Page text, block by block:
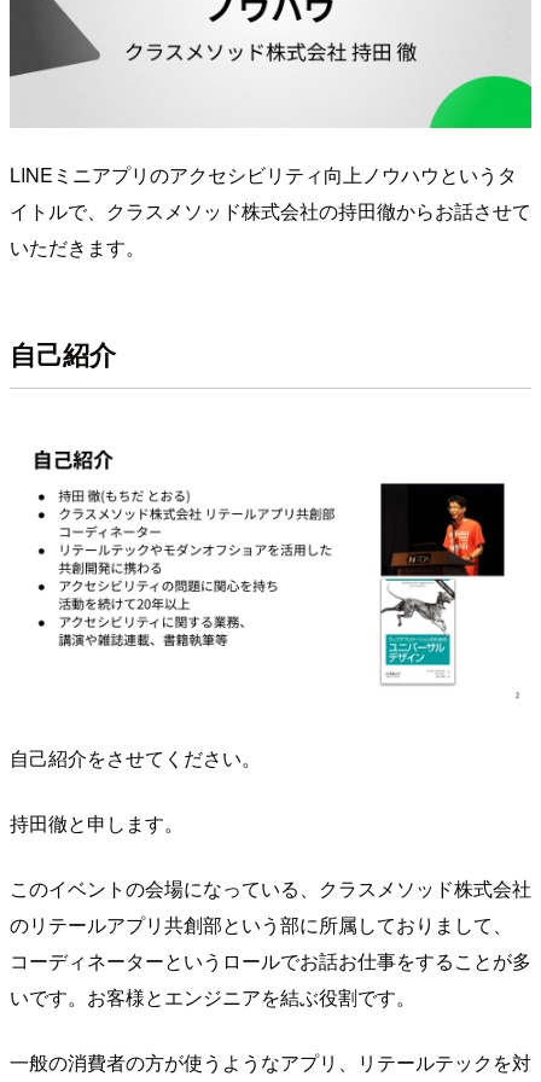
LINEミニアプリのアクセシビリティ向上ノウハウというタ
イトルで、クラスメソッド株式会社の持田徹からお話させて
いただきます。
自己紹介
自己紹介をさせてください。
持田徹と申します。
このイベントの会場になっている、クラスメソッド株式会社
のリテールアプリ共創部という部に所属しておりまして、
コーディネーターというロールでお話お仕事をすることが多
いです。お客様とエンジニアを結ぶ役割です。
一般の消費者の方が使うようなアプリ、リテールテックを対